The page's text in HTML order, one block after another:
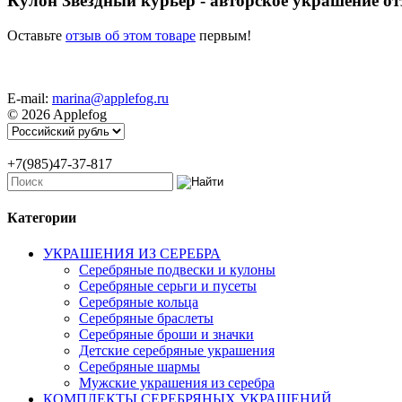
Оставьте отзыв об этом товаре первым!
E-mail: marina@applefog.ru
© 2026 Applefog
+7(985)47-37-817
Категории
УКРАШЕНИЯ ИЗ СЕРЕБРА
Серебряные подвески и кулоны
Серебряные серьги и пусеты
Серебряные кольца
Серебряные браслеты
Серебряные броши и значки
Детские серебряные украшения
Серебряные шармы
Мужские украшения из серебра
КОМПЛЕКТЫ СЕРЕБРЯНЫХ УКРАШЕНИЙ